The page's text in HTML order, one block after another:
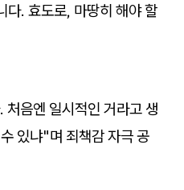
다. 효도로, 마땅히 해야 할
음엔 일시적인 거라고 생
있냐"며 죄책감 자극 공